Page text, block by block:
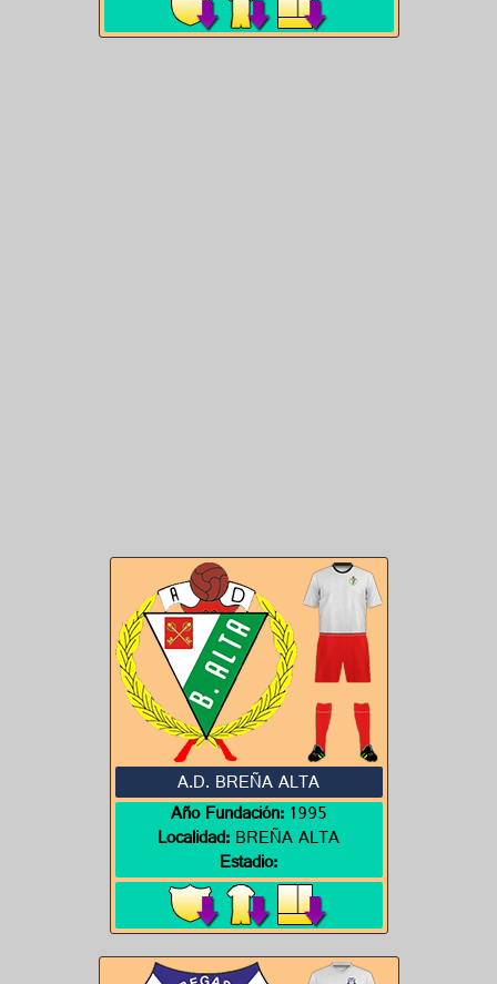
A.D. BREÑA ALTA
Año Fundación:1995
Localidad:BREÑA ALTA
Estadio: